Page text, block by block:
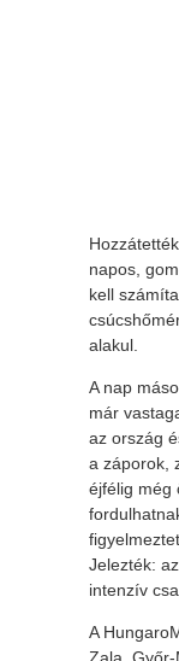
napos,
kell
alakul.
A nap
már
az ország
a záporok,
éjfélig még
Jelezték:
intenzív
A